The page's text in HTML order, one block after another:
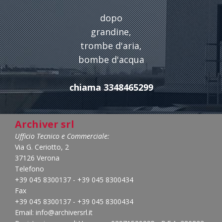
dopo
grandine,
trombe d'aria,
bombe d'acqua
chiama 3348465299
Archiver srl
Ufficio Tecnico e Commerciale:
Via G. Ceriotto, 2
37126 Verona
Telefono
+39 045 8300137 - +39 045 8300434
Fax
+39 045 8300137 - +39 045 8300434
Email: info@archiversrl.it